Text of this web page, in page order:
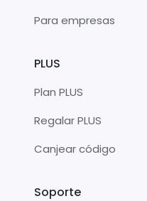
Para empresas
PLUS
Plan PLUS
Regalar PLUS
Canjear código
Soporte